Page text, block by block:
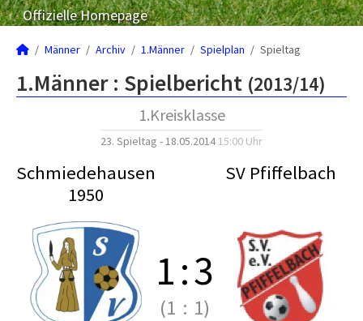
Offizielle Homepage
Männer Archiv 1.Männer Spielplan Spieltag
1.Männer : Spielbericht (2013/14)
1.Kreisklasse
23. Spieltag - 18.05.201415:00 Uhr
Schmiedehausen
1950
SV Pfiffelbach
1:3
(1 : 1)